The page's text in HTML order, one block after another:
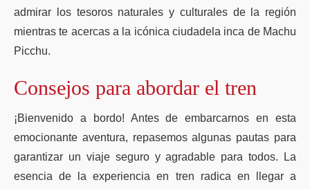
admirar los tesoros naturales y culturales de la región
mientras te acercas a la icónica ciudadela inca de Machu
Picchu.
Consejos para abordar el tren
¡Bienvenido a bordo! Antes de embarcarnos en esta
emocionante aventura, repasemos algunas pautas para
garantizar un viaje seguro y agradable para todos. La
esencia de la experiencia en tren radica en llegar a